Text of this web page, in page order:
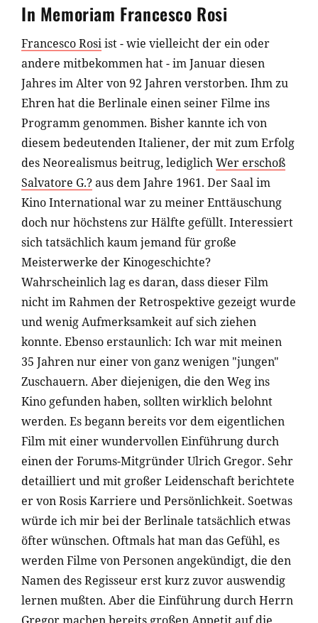
In Memoriam Francesco Rosi
Francesco Rosiist - wie vielleicht der ein oder
andere mitbekommen hat - im Januar diesen
Jahres im Alter von 92 Jahren verstorben. Ihm zu
Ehren hat die Berlinale einen seiner Filme ins
Programm genommen. Bisher kannte ich von
diesem bedeutenden Italiener, der mit zum Erfolg
des Neorealismus beitrug, lediglichWer erschoß
Salvatore G.?aus dem Jahre 1961. Der Saal im
Kino International war zu meiner Enttäuschung
doch nur höchstens zur Hälfte gefüllt. Interessiert
sich tatsächlich kaum jemand für große
Meisterwerke der Kinogeschichte?
Wahrscheinlich lag es daran, dass dieser Film
nicht im Rahmen der Retrospektive gezeigt wurde
und wenig Aufmerksamkeit auf sich ziehen
konnte. Ebenso erstaunlich: Ich war mit meinen
35 Jahren nur einer von ganz wenigen "jungen"
Zuschauern. Aber diejenigen, die den Weg ins
Kino gefunden haben, sollten wirklich belohnt
werden. Es begann bereits vor dem eigentlichen
Film mit einer wundervollen Einführung durch
einen der Forums-Mitgründer Ulrich Gregor. Sehr
detailliert und mit großer Leidenschaft berichtete
er von Rosis Karriere und Persönlichkeit. Soetwas
würde ich mir bei der Berlinale tatsächlich etwas
öfter wünschen. Oftmals hat man das Gefühl, es
werden Filme von Personen angekündigt, die den
Namen des Regisseur erst kurz zuvor auswendig
lernen mußten. Aber die Einführung durch Herrn